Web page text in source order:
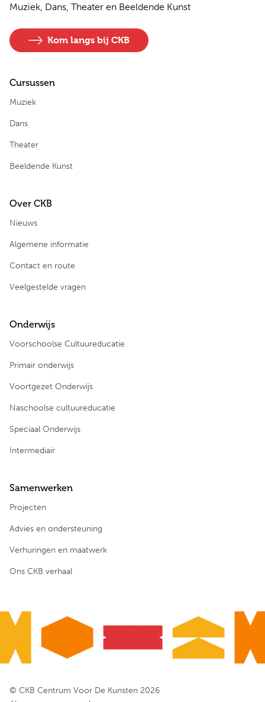
Muziek, Dans, Theater en Beeldende Kunst
Kom langs bij CKB
Cursussen
Muziek
Dans
Theater
Beeldende Kunst
Over CKB
Nieuws
Algemene informatie
Contact en route
Veelgestelde vragen
Onderwijs
Voorschoolse Cultuureducatie
Primair onderwijs
Voortgezet Onderwijs
Naschoolse cultuureducatie
Speciaal Onderwijs
Intermediair
Samenwerken
Projecten
Advies en ondersteuning
Verhuringen en maatwerk
Ons CKB verhaal
© CKB Centrum Voor De Kunsten 2026